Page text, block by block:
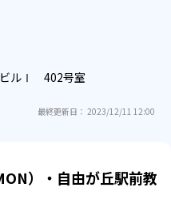
ビルⅠ 402号室
最終更新日： 2023/12/11 12:00
）・自由が丘駅前教